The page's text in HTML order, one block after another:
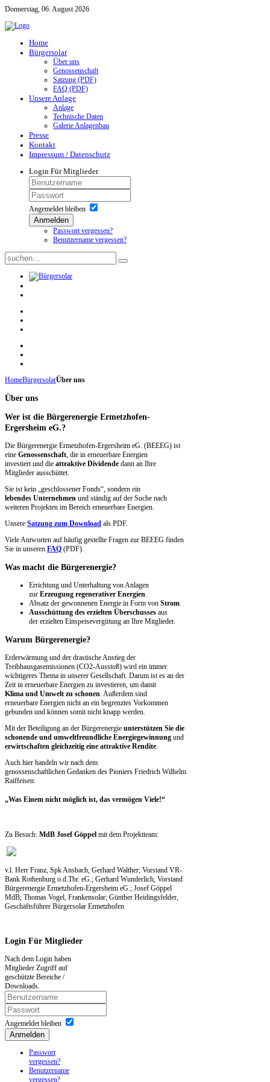
Donnerstag, 06. August 2026
Home
Bürgersolar
Über uns
Genossenschaft
Satzung (PDF)
FAQ (PDF)
Unsere Anlage
Anlage
Technische Daten
Galerie Anlagenbau
Presse
Kontakt
Impressum / Datenschutz
Login Für Mitglieder
Angemeldet bleiben
Anmelden
Passwort vergessen?
Benutzername vergessen?
HomeBürgersolarÜber uns
Über uns
Wer ist die Bürgerenergie Ermetzhofen-
Ergersheim eG.?
Die Bürgerenergie Ermetzhofen-Ergersheim eG. (BEEEG) ist
eine Genossenschaft, die in erneuerbare Energien
investiertund die attraktive Dividende dann an Ihre
Mitglieder ausschüttet.
Sie ist kein „geschlossener Fonds“, sondern ein
lebendes Unternehmen und ständig auf der Suche nach
weiteren Projekten im Bereich erneuerbare Energien.
Unsere Satzung zum Download als PDF.
Viele Antworten auf häufig gestellte Fragen zur BEEEG finden
Sie in unseren FAQ (PDF).
Was macht die Bürgerenergie?
Errichtung und Unterhaltung von Anlagen
zur Erzeugung regenerativer Energien.
Absatz der gewonnenen Energie in Form von Strom.
Ausschüttung des erzielten Überschusses aus
der erzielten Einspeisevergütung an Ihre Mitglieder.
Warum Bürgerenergie?
Erderwärmung und der drastische Anstieg der
Treibhausgasemissionen (CO2-Ausstoß) wird ein immer
wichtigeres Thema in unserer Gesellschaft. Darum ist es an der
Zeitin erneuerbare Energien zu investieren, um damit
Klima und Umwelt zu schonen. Außerdem sind
erneuerbare Energien nicht an ein begrenztes Vorkommen
gebunden und können somit nicht knapp werden.
Mit der Beteiligung an der Bürgerenergie unterstützen Sie die
schonende und umweltfreundliche Energiegewinnung und
erwirtschaften gleichzeitig eine attraktive Rendite.
Auch hier handeln wir nach dem
genossenschaftlichen Gedanken des Pioniers Friedrich Wilhelm
Raiffeisen:
„Was Einem nicht möglich ist, das vermögen Viele!“
Zu Besuch: MdB Josef Göppel mit dem Projektteam:
v.l. Herr Franz, Spk Ansbach, Gerhard Walther; Vorstand VR-
Bank Rothenburg o.d.Tbr. eG.; Gerhard Wunderlich, Vorstand
Bürgerenergie Ermetzhofen-Ergersheim eG.; Josef Göppel
MdB; Thomas Vogel, Frankensolar; Günther Heidingsfelder,
Geschäftsführer Bürgersolar Ermetzhofen
Login Für Mitglieder
Nach dem Login haben
Mitglieder Zugriff auf
geschützte Bereiche /
Downloads.
Angemeldet bleiben
Anmelden
Passwort
vergessen?
Benutzername
vergessen?